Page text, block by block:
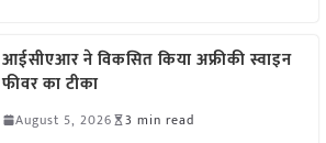
आईसीएआर ने विकसित किया अफ्रीकी स्वाइन
फीवर का टीका
August 5, 2026 3 min read